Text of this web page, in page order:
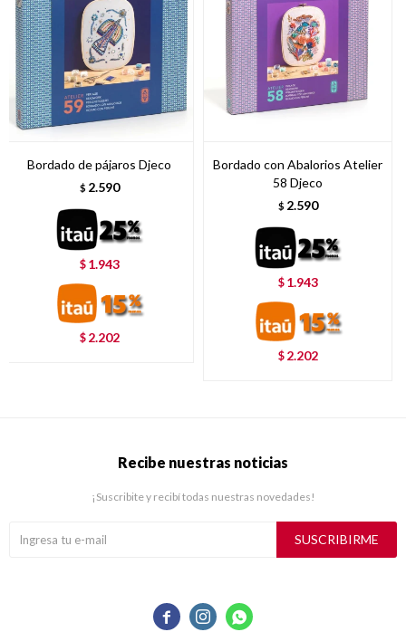
Bordado de pájaros Djeco
$ 2.590
$ 1.943
$ 2.202
Bordado con Abalorios Atelier
58 Djeco
$ 2.590
$ 1.943
$ 2.202
  
Recibe nuestras noticias
¡Suscribite y recibí todas nuestras novedades!
SUSCRIBIRME